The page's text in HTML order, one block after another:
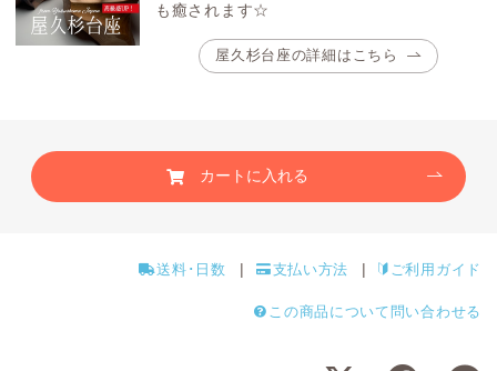
も癒されます☆
屋久杉台座の詳細はこちら
カートに入れる
送料･日数 支払い方法 ご利用ガイド
この商品について問い合わせる